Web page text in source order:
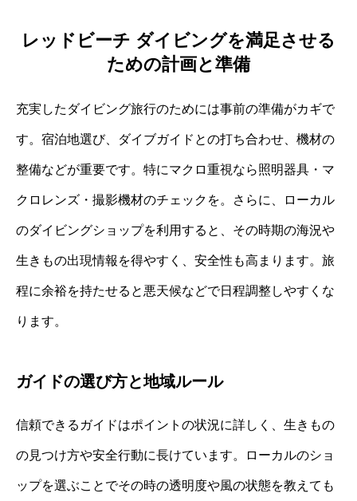
レッドビーチ ダイビングを満足させる
ための計画と準備
充実したダイビング旅行のためには事前の準備がカギで
す。宿泊地選び、ダイブガイドとの打ち合わせ、機材の
整備などが重要です。特にマクロ重視なら照明器具・マ
クロレンズ・撮影機材のチェックを。さらに、ローカル
のダイビングショップを利用すると、その時期の海況や
生きもの出現情報を得やすく、安全性も高まります。旅
程に余裕を持たせると悪天候などで日程調整しやすくな
ります。
ガイドの選び方と地域ルール
信頼できるガイドはポイントの状況に詳しく、生きもの
の見つけ方や安全行動に長けています。ローカルのショ
ップを選ぶことでその時の透明度や風の状態を教えても